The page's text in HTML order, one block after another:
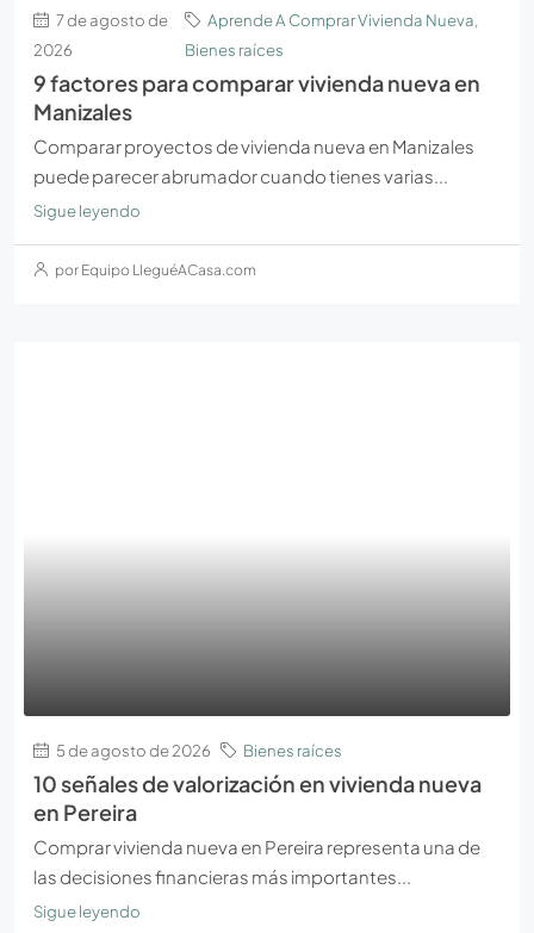
7 de agosto de
2026
Aprende A Comprar Vivienda Nueva,
Bienes raíces
9 factores para comparar vivienda nueva en
Manizales
Comparar proyectos de vivienda nueva en Manizales
puede parecer abrumador cuando tienes varias...
Sigue leyendo
por Equipo LleguéACasa.com
5 de agosto de 2026 Bienes raíces
10 señales de valorización en vivienda nueva
en Pereira
Comprar vivienda nueva en Pereira representa una de
las decisiones financieras más importantes...
Sigue leyendo